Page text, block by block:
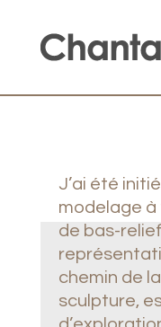
J’ai été
modelage
de bas-
chemin de
sculpture,